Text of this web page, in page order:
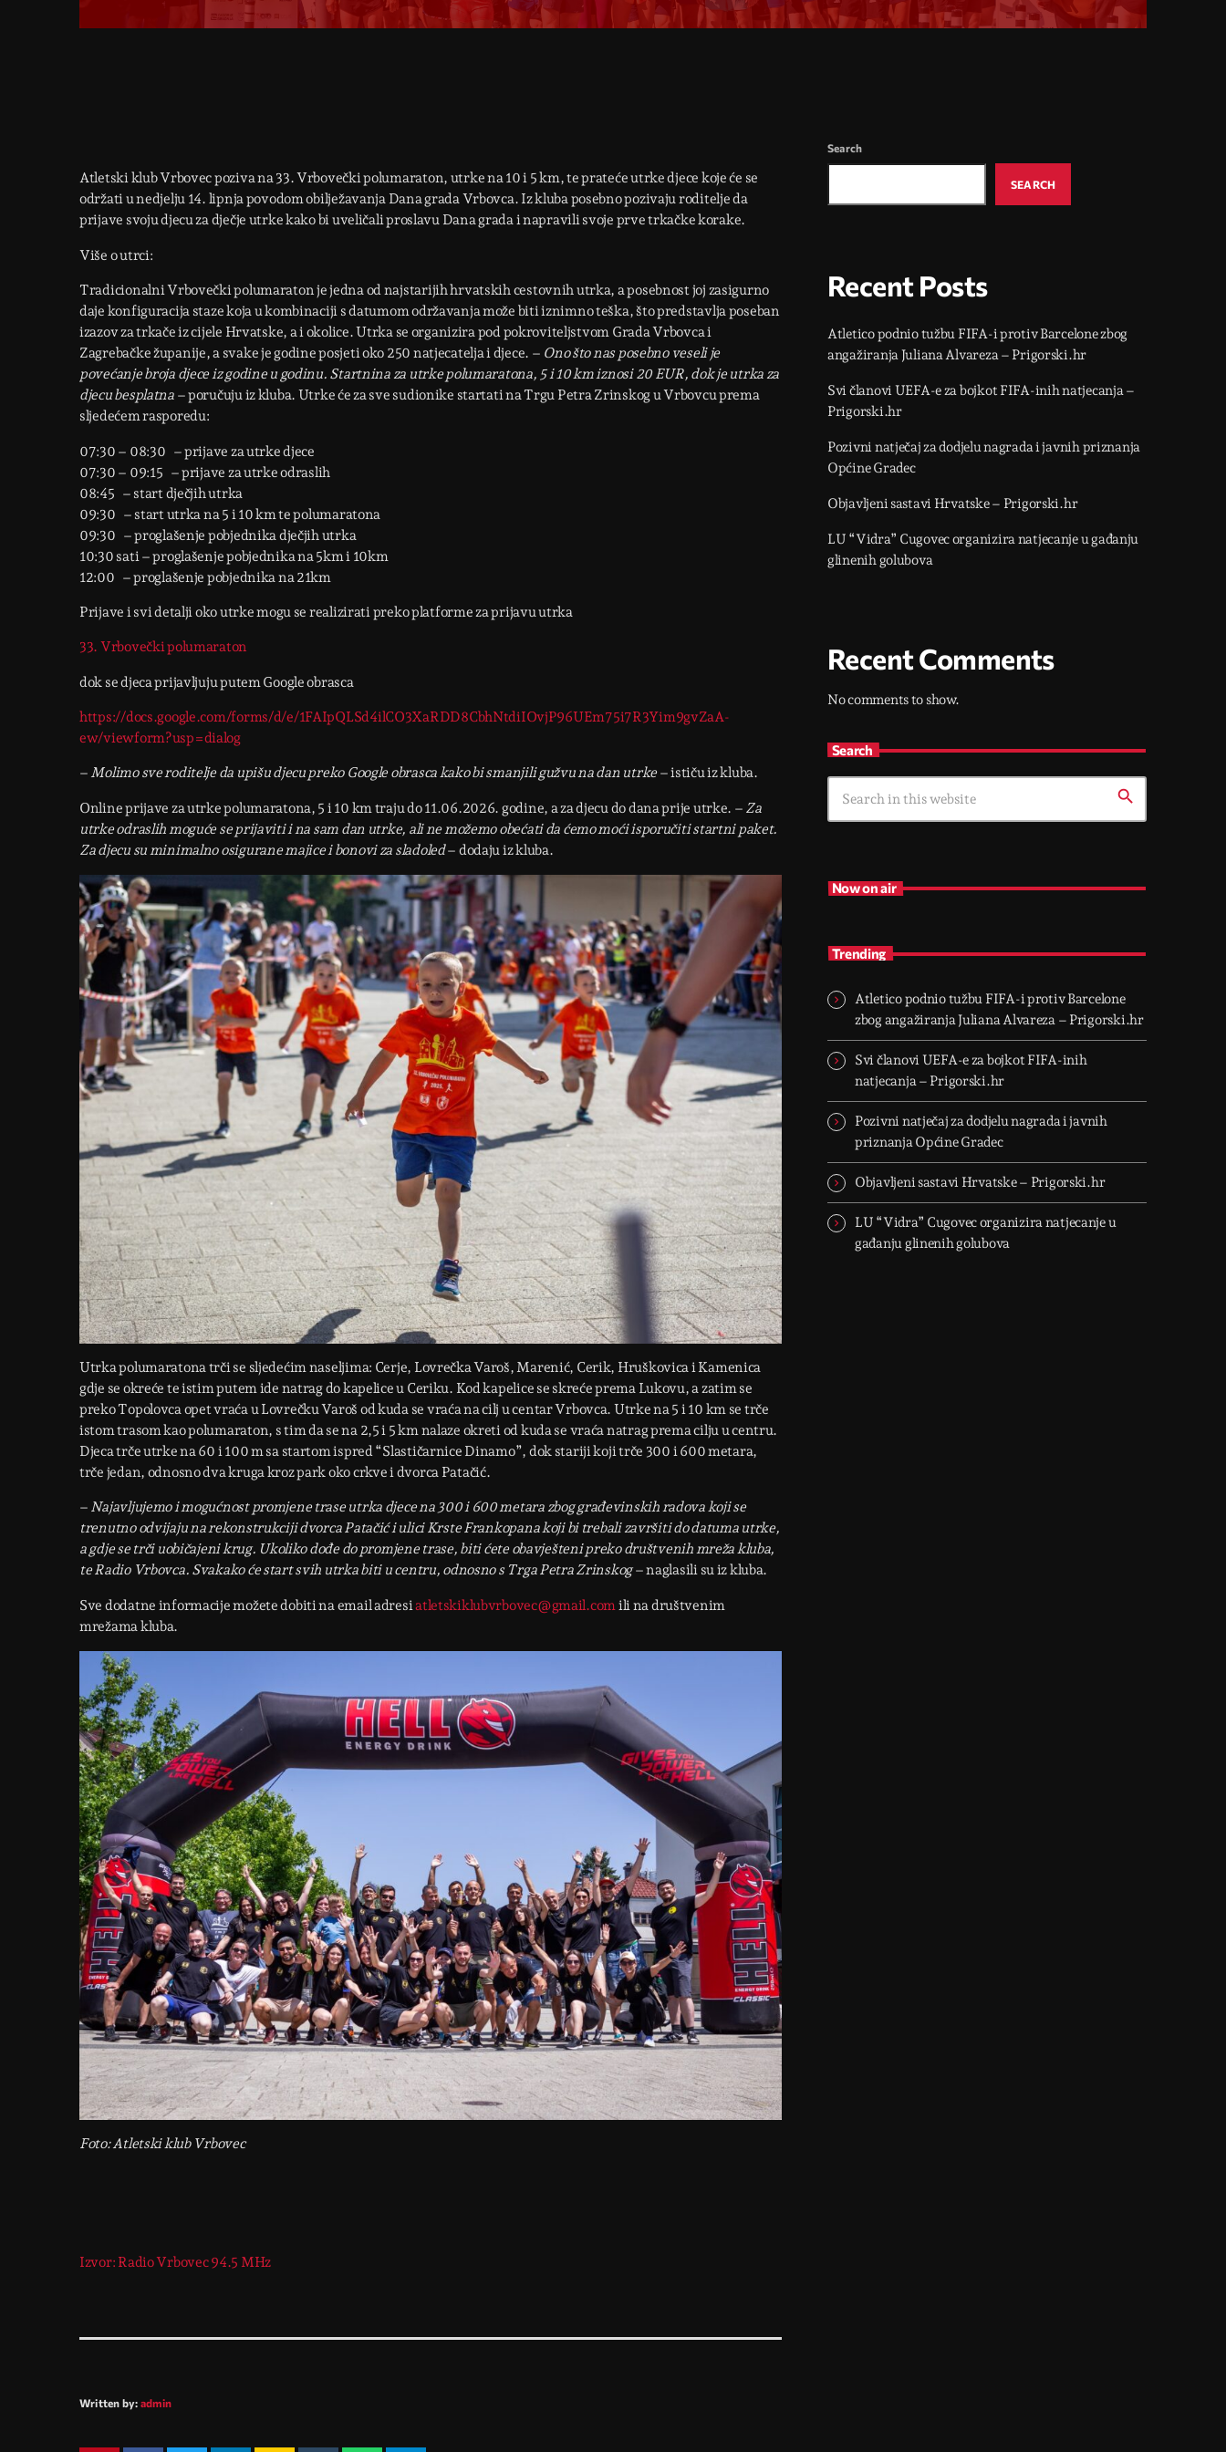
Atletski klub Vrbovec poziva na 33. Vrbovečki polumaraton, utrke na 10 i 5 km, te prateće utrke djece koje će se
održati u nedjelju 14. lipnja povodom obilježavanja Dana grada Vrbovca. Iz kluba posebno pozivaju roditelje da
prijave svoju djecu za dječje utrke kako bi uveličali proslavu Dana grada i napravili svoje prve trkačke korake.
Više o utrci:
Tradicionalni Vrbovečki polumaraton je jedna od najstarijih hrvatskih cestovnih utrka, a posebnost joj zasigurno
daje konfiguracija staze koja u kombinaciji s datumom održavanja može biti iznimno teška, što predstavlja poseban
izazov za trkače iz cijele Hrvatske, a i okolice. Utrka se organizira pod pokroviteljstvom Grada Vrbovca i
Zagrebačke županije, a svake je godine posjeti oko 250 natjecatelja i djece. – Ono što nas posebno veseli je
povećanje broja djece iz godine u godinu. Startnina za utrke polumaratona, 5 i 10 km iznosi 20 EUR, dok je utrka za
djecu besplatna– poručuju iz kluba. Utrke će za sve sudionike startati na Trgu Petra Zrinskog u Vrbovcu prema
sljedećem rasporedu:
07:30 – 08:30 – prijave za utrke djece
07:30 – 09:15 – prijave za utrke odraslih
08:45 – start dječjih utrka
09:30 – start utrka na 5 i 10 km te polumaratona
09:30 – proglašenje pobjednika dječjih utrka
10:30 sati – proglašenje pobjednika na 5km i 10km
12:00 – proglašenje pobjednika na 21km
Prijave i svi detalji oko utrke mogu se realizirati preko platforme za prijavu utrka
33. Vrbovečki polumaraton
dok se djeca prijavljuju putem Google obrasca
https://docs.google.com/forms/d/e/1FAIpQLSd4ilCO3XaRDD8CbhNtdiIOvjP96UEm75i7R3Yim9gvZaA-
ew/viewform?usp=dialog
– Molimo sve roditelje da upišu djecu preko Google obrasca kako bi smanjili gužvu na dan utrke– ističu iz kluba.
Online prijave za utrke polumaratona, 5 i 10 km traju do 11.06.2026. godine, a za djecu do dana prije utrke. – Za
utrke odraslih moguće se prijaviti i na sam dan utrke, ali ne možemo obećati da ćemo moći isporučiti startni paket.
Za djecu su minimalno osigurane majice i bonovi za sladoled– dodaju iz kluba.
Utrka polumaratona trči se sljedećim naseljima: Cerje, Lovrečka Varoš, Marenić, Cerik, Hruškovica i Kamenica
gdje se okreće te istim putem ide natrag do kapelice u Ceriku. Kod kapelice se skreće prema Lukovu, a zatim se
preko Topolovca opet vraća u Lovrečku Varoš od kuda se vraća na cilj u centar Vrbovca. Utrke na 5 i 10 km se trče
istom trasom kao polumaraton, s tim da se na 2,5 i 5 km nalaze okreti od kuda se vraća natrag prema cilju u centru.
Djeca trče utrke na 60 i 100 m sa startom ispred “Slastičarnice Dinamo”, dok stariji koji trče 300 i 600 metara,
trče jedan, odnosno dva kruga kroz park oko crkve i dvorca Patačić.
– Najavljujemo i mogućnost promjene trase utrka djece na 300 i 600 metara zbog građevinskih radova koji se
trenutno odvijaju na rekonstrukciji dvorca Patačić i ulici Krste Frankopana koji bi trebali završiti do datuma utrke,
a gdje se trči uobičajeni krug. Ukoliko dođe do promjene trase, biti ćete obavješteni preko društvenih mreža kluba,
te Radio Vrbovca. Svakako će start svih utrka biti u centru, odnosno s Trga Petra Zrinskog– naglasili su iz kluba.
Sve dodatne informacije možete dobiti na email adresiatletskiklubvrbovec@gmail.comili na društvenim
mrežama kluba.
Foto: Atletski klub Vrbovec
Izvor: Radio Vrbovec 94.5 MHz
Written by: admin
Search
SEARCH
Recent Posts
Atletico podnio tužbu FIFA-i protiv Barcelone zbog
angažiranja Juliana Alvareza – Prigorski.hr
Svi članovi UEFA-e za bojkot FIFA-inih natjecanja –
Prigorski.hr
Pozivni natječaj za dodjelu nagrada i javnih priznanja
Općine Gradec
Objavljeni sastavi Hrvatske – Prigorski.hr
LU “Vidra” Cugovec organizira natjecanje u gađanju
glinenih golubova
Recent Comments
No comments to show.
Search
search
Now on air
Trending
Atletico podnio tužbu FIFA-i protiv Barcelone
zbog angažiranja Juliana Alvareza – Prigorski.hr
Svi članovi UEFA-e za bojkot FIFA-inih
natjecanja – Prigorski.hr
Pozivni natječaj za dodjelu nagrada i javnih
priznanja Općine Gradec
Objavljeni sastavi Hrvatske – Prigorski.hr
LU “Vidra” Cugovec organizira natjecanje u
gađanju glinenih golubova